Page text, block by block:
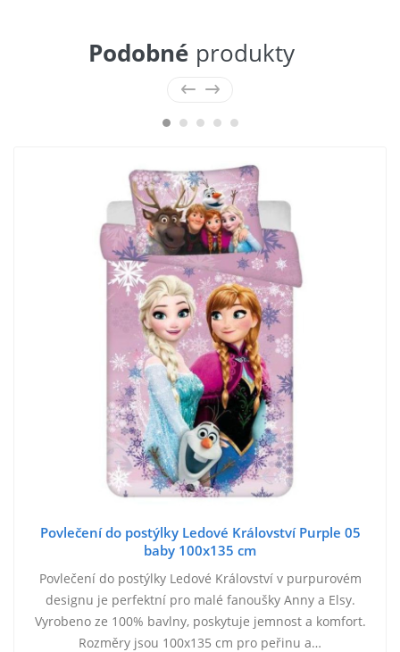
Podobné produkty
Povlečení do postýlky Ledové Království Purple 05
baby 100x135 cm
Povlečení do postýlky Ledové Království v purpurovém
designu je perfektní pro malé fanoušky Anny a Elsy.
Vyrobeno ze 100% bavlny, poskytuje jemnost a komfort.
Rozměry jsou 100x135 cm pro peřinu a…